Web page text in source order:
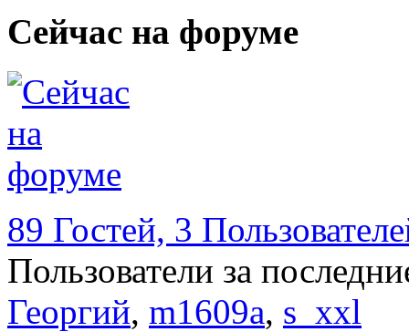
Сейчас на форуме
89 Гостей, 3
Пользователи за
Георгий, m1609a, s_xxl